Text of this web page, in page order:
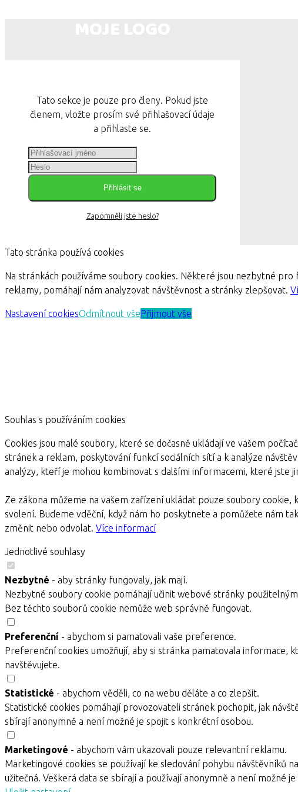
Tato sekce je pouze pro členy. Pokud jste
členem, vložte prosím své přihlašovací údaje
a přihlaste se.
Přihlásit se
Zapomněli jste heslo?
Tato stránka používá cookies
Na stránkách používáme soubory cookies. Některé jsou nezbytné
reklamy, pomáhají nám analyzovat návštěvnost a stránky zlepšovat.
Nastavení cookiesOdmítnout všePřijmout vše
Souhlas s používáním cookies
Cookies jsou malé soubory, které se dočasně ukládají ve vašem
stránek a reklam, poskytování funkcí sociálních sítí a k analýze
analýzy, kteří je mohou kombinovat s dalšími informacemi, které jste
Ze zákona můžeme na vašem zařízení ukládat pouze soubory
svolení. Budeme vděční, když nám ho poskytnete a pomůžete nám
změnit nebo odvolat. Více informací
Jednotlivé souhlasy
Nezbytné - aby stránky fungovaly, jak mají.
Nezbytné soubory cookie pomáhají učinit webové stránky
Bez těchto souborů cookie nemůže web správně fungovat.
Preferenční - abychom si pamatovali vaše preference.
Preferenční cookies umožňují, aby si stránka pamatovala informace,
navštěvujete.
Statistické - abychom věděli, co na webu děláte a co zlepšit.
Statistické cookies pomáhají provozovateli stránek pochopit, jak
sbírají anonymně a není možné je spojit s konkrétní osobou.
Marketingové - abychom vám ukazovali pouze relevantní reklamu.
Marketingové cookies se používají ke sledování pohybu návštěvníků
užitečná. Veškerá data se sbírají a používají anonymně a není možné